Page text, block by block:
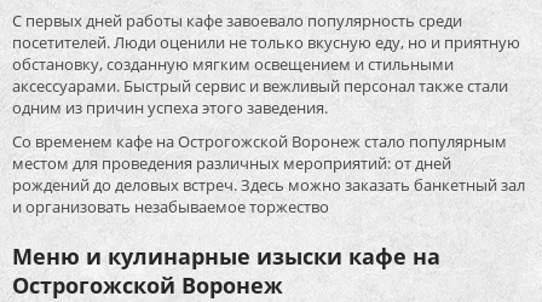
С первых дней работы кафе завоевало популярность среди
посетителей. Люди оценили не только вкусную еду, но и приятную
обстановку, созданную мягким освещением и стильными
аксессуарами. Быстрый сервис и вежливый персонал также стали
одним из причин успеха этого заведения.
Со временем кафе на Острогожской Воронеж стало популярным
местом для проведения различных мероприятий: от дней
рождений до деловых встреч. Здесь можно заказать банкетный зал
и организовать незабываемое торжество
Меню и кулинарные изыски кафе на
Острогожской Воронеж